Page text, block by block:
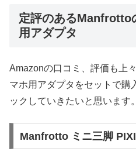
定評のあるManfrotto
用アダプタ
Amazonの口コミ、評価も上
マホ用アダプタをセットで購
ックしていきたいと思います。
Manfrotto ミニ三脚